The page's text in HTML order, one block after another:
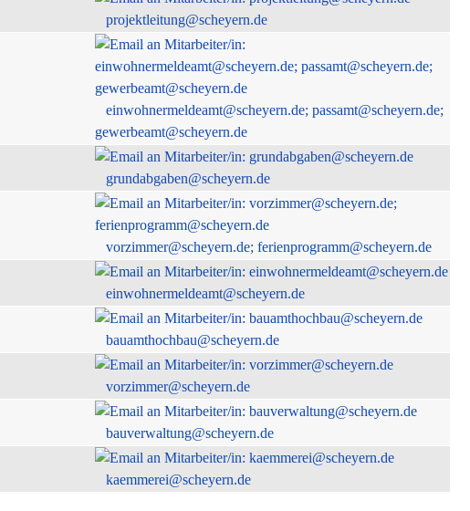
projektleitung@scheyern.de
einwohnermeldeamt@scheyern.de; passamt@scheyern.de;
gewerbeamt@scheyern.de
grundabgaben@scheyern.de
vorzimmer@scheyern.de; ferienprogramm@scheyern.de
einwohnermeldeamt@scheyern.de
bauamthochbau@scheyern.de
vorzimmer@scheyern.de
bauverwaltung@scheyern.de
kaemmerei@scheyern.de